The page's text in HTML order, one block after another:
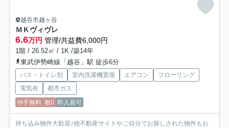
越谷市越ヶ谷
ＭＫヴィヴレ
6.6万円 管理/共益費6,000円
1階 / 26.52㎡ / 1K /築14年
東武伊勢崎線「越谷」駅 徒歩6分
バス・トイレ別 室内洗濯機置場 エアコン
フローリング
電気有
都市ガス
仲手無料 敷0 即入居可
持ち込み物件大歓迎♪他不動産サイトやご自分でお探しされた物件もお